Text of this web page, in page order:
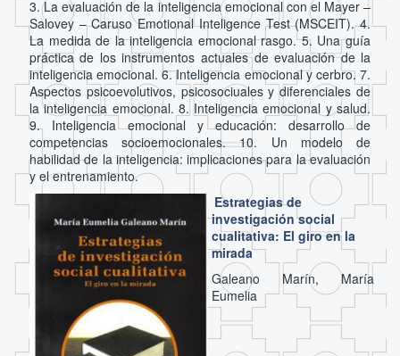
3. La evaluación de la inteligencia emocional con el Mayer –
Salovey – Caruso Emotional Inteligence Test (MSCEIT). 4.
La medida de la inteligencia emocional rasgo. 5. Una guía
práctica de los instrumentos actuales de evaluación de la
inteligencia emocional. 6. Inteligencia emocional y cerbro. 7.
Aspectos psicoevolutivos, psicosociuales y diferenciales de
la inteligencia emocional. 8. Inteligencia emocional y salud.
9. Inteligencia emocional y educación: desarrollo de
competencias socioemocionales. 10. Un modelo de
habilidad de la inteligencia: implicaciones para la evaluación
y el entrenamiento.
Estrategias de
investigación social
cualitativa: El giro en la
mirada
Galeano Marín, María
Eumelia